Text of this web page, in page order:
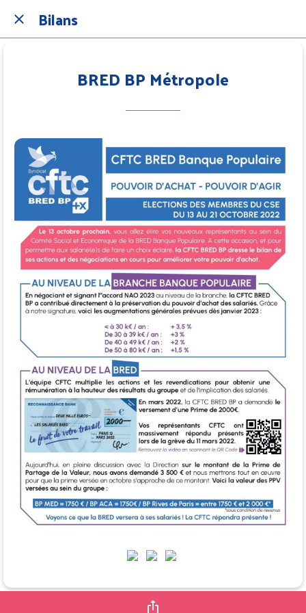
Bilans
BRED BP Métropole